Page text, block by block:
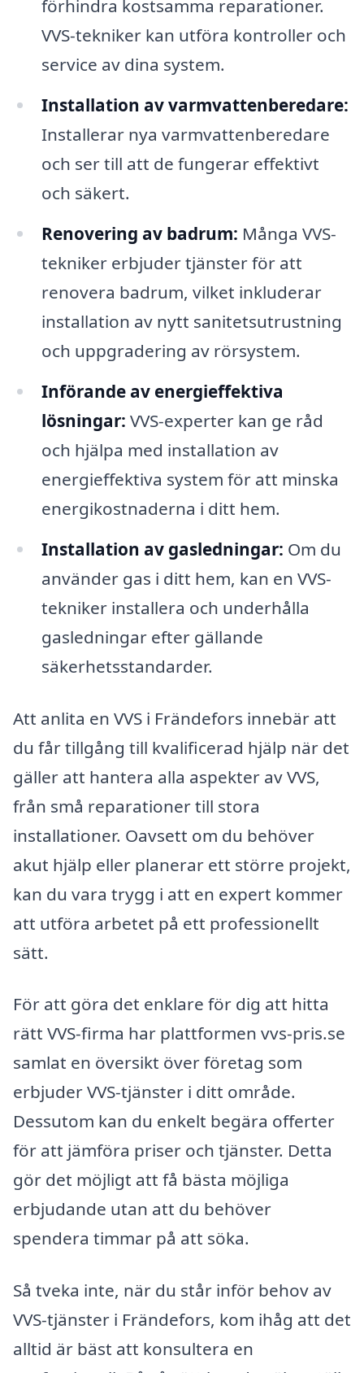
förhindra kostsamma reparationer.
VVS-tekniker kan utföra kontroller och
service av dina system.
Installation av varmvattenberedare:
Installerar nya varmvattenberedare
och ser till att de fungerar effektivt
och säkert.
Renovering av badrum: Många VVS-
tekniker erbjuder tjänster för att
renovera badrum, vilket inkluderar
installation av nytt sanitetsutrustning
och uppgradering av rörsystem.
Införande av energieffektiva
lösningar: VVS-experter kan ge råd
och hjälpa med installation av
energieffektiva system för att minska
energikostnaderna i ditt hem.
Installation av gasledningar: Om du
använder gas i ditt hem, kan en VVS-
tekniker installera och underhålla
gasledningar efter gällande
säkerhetsstandarder.
Att anlita en VVS i Frändefors innebär att
du får tillgång till kvalificerad hjälp när det
gäller att hantera alla aspekter av VVS,
från små reparationer till stora
installationer. Oavsett om du behöver
akut hjälp eller planerar ett större projekt,
kan du vara trygg i att en expert kommer
att utföra arbetet på ett professionellt
sätt.
För att göra det enklare för dig att hitta
rätt VVS-firma har plattformen vvs-pris.se
samlat en översikt över företag som
erbjuder VVS-tjänster i ditt område.
Dessutom kan du enkelt begära offerter
för att jämföra priser och tjänster. Detta
gör det möjligt att få bästa möjliga
erbjudande utan att du behöver
spendera timmar på att söka.
Så tveka inte, när du står inför behov av
VVS-tjänster i Frändefors, kom ihåg att det
alltid är bäst att konsultera en